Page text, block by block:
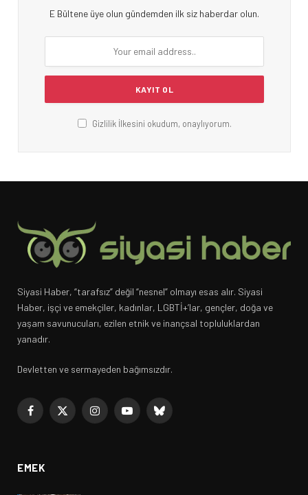
E Bültene üye olun gündemden ilk siz haberdar olun.
Gizlilik İlkesini okudum, onaylıyorum.
Siyasi Haber, “tarafsız” değil “nesnel” olmayı esas alır. Siyasi
Haber, işçi ve emekçiler, kadınlar, LGBTİ+’lar, gençler, doğa ve
yaşam savunucuları, ezilen etnik ve inançsal topluluklardan
yanadır.
Devletten ve sermayeden bağımsızdır.
Facebook
X
InstagramYouTubeBluesky
EMEK